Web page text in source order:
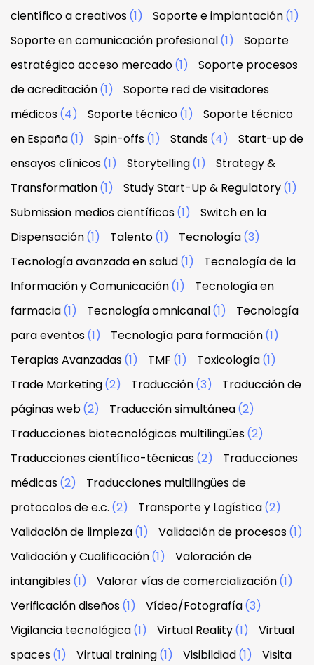
científico a creativos(1) Soporte e implantación(1)
Soporte en comunicación profesional(1)
Soporte
estratégico acceso mercado(1)
Soporte procesos
de acreditación(1)
Soporte red de visitadores
médicos(4) Soporte técnico(1)
Soporte técnico
en España(1) Spin-offs(1) Stands(4)
Start-up de
ensayos clínicos(1) Storytelling(1)
Strategy &
Transformation(1) Study Start-Up & Regulatory(1)
Submission medios científicos(1)
Switch en la
Dispensación(1) Talento(1) Tecnología(3)
Tecnología avanzada en salud(1)
Tecnología de la
Información y Comunicación(1)
Tecnología en
farmacia(1) Tecnología omnicanal(1)
Tecnología
para eventos(1) Tecnología para formación(1)
Terapias Avanzadas(1) TMF (1) Toxicología(1)
Trade Marketing(2) Traducción(3)
Traducción de
páginas web(2) Traducción simultánea(2)
Traducciones biotecnológicas multilingües(2)
Traducciones científico-técnicas(2)
Traducciones
médicas(2)
Traducciones multilingües de
protocolos de e.c. (2) Transporte y Logística(2)
Validación de limpieza(1) Validación de procesos(1)
Validación y Cualificación(1)
Valoración de
intangibles(1) Valorar vías de comercialización(1)
Verificación diseños(1) Vídeo/Fotografía(3)
Vigilancia tecnológica(1) Virtual Reality(1)
Virtual
spaces(1) Virtual training(1) Visibildiad(1)
Visita